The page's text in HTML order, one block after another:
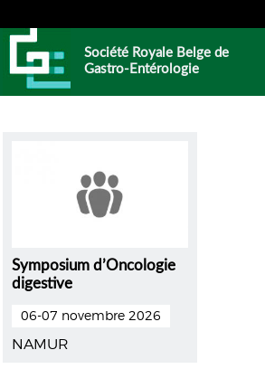
Société Royale Belge de
Gastro-Entérologie
Symposium d’Oncologie
digestive
06-07 novembre 2026
NAMUR